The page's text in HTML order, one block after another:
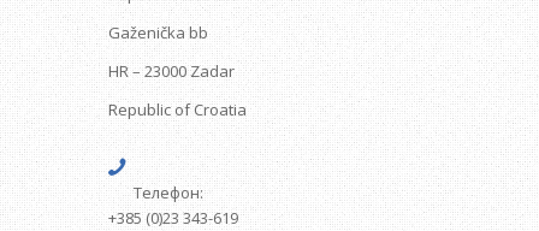
Gaženička bb
HR – 23000 Zadar
Republic of Croatia
Телефон:
+385 (0)23 343-619